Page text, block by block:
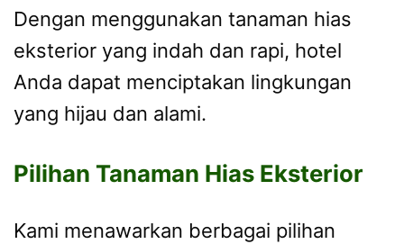
Dengan menggunakan tanaman hias
eksterior yang indah dan rapi, hotel
Anda dapat menciptakan lingkungan
yang hijau dan alami.
Pilihan Tanaman Hias Eksterior
Kami menawarkan berbagai pilihan